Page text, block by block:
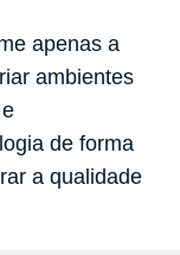
apenas a
ambientes
de forma
a qualidade